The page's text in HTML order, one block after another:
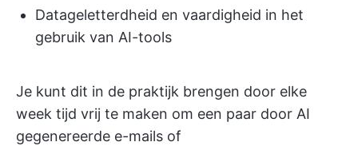
Datageletterdheid en vaardigheid in het
gebruik van AI-tools
Je kunt dit in de praktijk brengen door elke
week tijd vrij te maken om een paar door AI
gegenereerde e-mails of